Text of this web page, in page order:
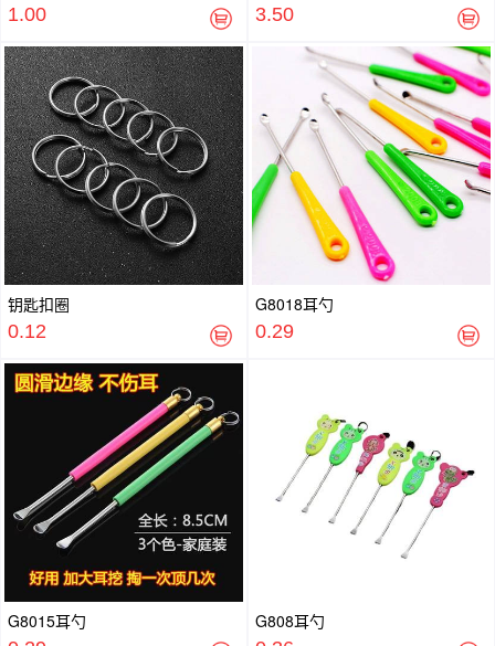
1.00
3.50
钥匙扣圈
0.12
G8018耳勺
0.29
G8015耳勺
G808耳勺